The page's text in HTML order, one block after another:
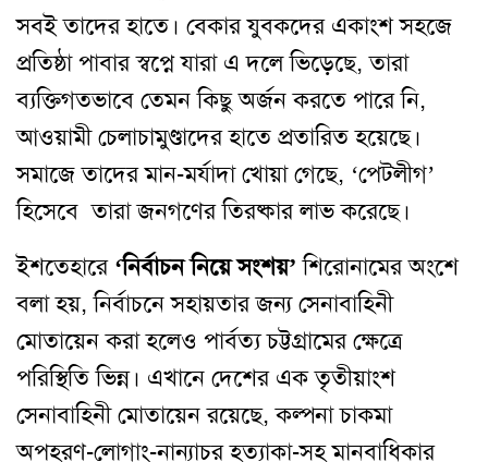
সবই তাদের হাতে। বেকার যুবকদের একাংশ সহজে
প্রতিষ্ঠা পাবার স্বপ্নে যারা এ দলে ভিড়েছে, তারা
ব্যক্তিগতভাবে তেমন কিছু অর্জন করতে পারে নি,
আওয়ামী চেলাচামুণ্ডাদের হাতে প্রতারিত হয়েছে।
সমাজে তাদের মান-মর্যাদা খোয়া গেছে, ‘পেটলীগ’
হিসেবে তারা জনগণের তিরষ্কার লাভ করেছে।
ইশতেহারে ‘নির্বাচন নিয়ে সংশয়’ শিরোনামের অংশে
বলা হয়, নির্বাচনে সহায়তার জন্য সেনাবাহিনী
মোতায়েন করা হলেও পার্বত্য চট্টগ্রামের ক্ষেত্রে
পরিস্থিতি ভিন্ন। এখানে দেশের এক তৃতীয়াংশ
সেনাবাহিনী মোতায়েন রয়েছে, কল্পনা চাকমা
অপহরণ-লোগাং-নান্যাচর হত্যাকা-সহ মানবাধিকার